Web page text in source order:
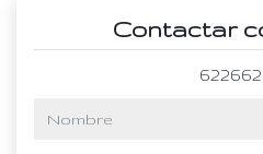
Contactar
nombre